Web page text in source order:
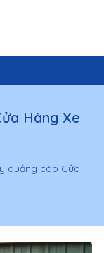
Hàng Xe
quảng cáo Cửa